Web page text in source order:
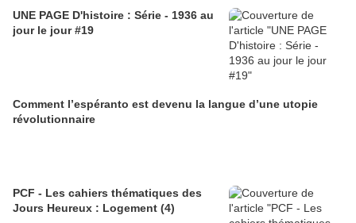
UNE PAGE D'histoire : Série - 1936 au
jour le jour #19
Comment l’espéranto est devenu la langue d’une utopie
révolutionnaire
PCF - Les cahiers thématiques des
Jours Heureux : Logement (4)